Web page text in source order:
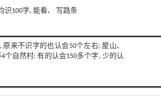
识100字, 能看、 写路条
来不识字的也认会50个左右; 屋山、
个自然村: 有的认会150多个字, 少的认